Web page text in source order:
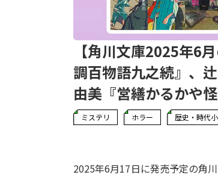
【角川文庫2025年6
調百物語九之続』、
由美『営繕かるかや
ミステリ ホラー 歴史・時代
2025年6月17日に発売予定の角